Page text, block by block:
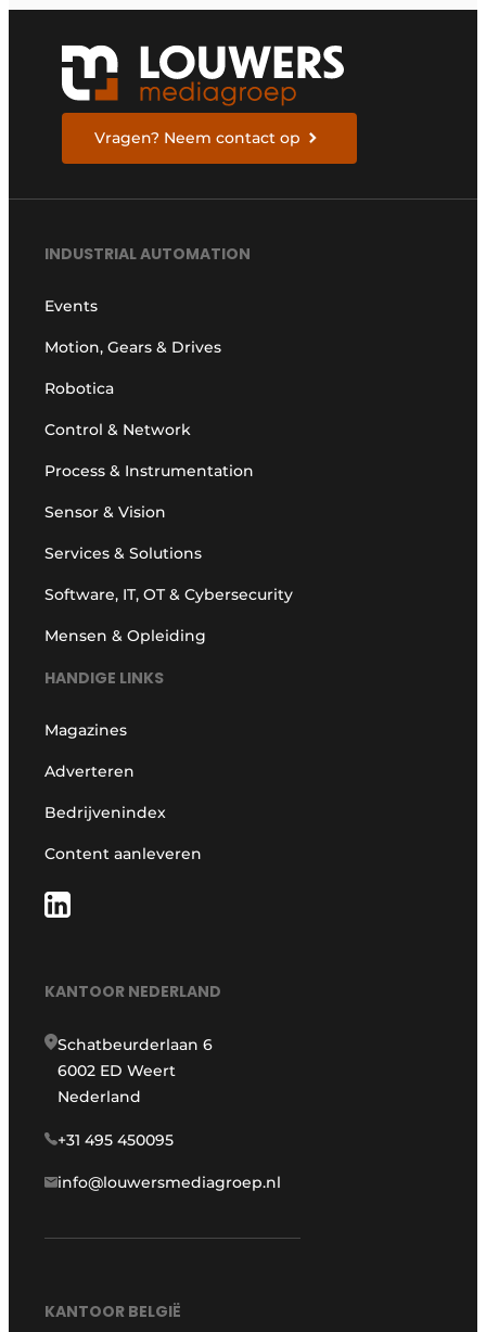
Vragen? Neem contact op
INDUSTRIAL AUTOMATION
Events
Motion, Gears & Drives
Robotica
Control & Network
Process & Instrumentation
Sensor & Vision
Services & Solutions
Software, IT, OT & Cybersecurity
Mensen & Opleiding
HANDIGE LINKS
Magazines
Adverteren
Bedrijvenindex
Content aanleveren
KANTOOR NEDERLAND
Schatbeurderlaan 6
6002 ED Weert
Nederland
+31 495 450095
info@louwersmediagroep.nl
KANTOOR BELGIË